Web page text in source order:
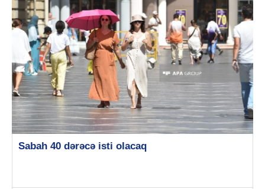
Sabah 40 dərəcə isti olacaq